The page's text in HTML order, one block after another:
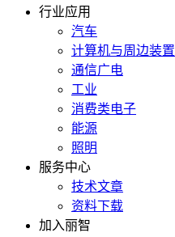
行业应用
汽车
计算机与周边装置
通信广电
工业
消费类电子
能源
照明
服务中心
技术文章
资料下载
加入丽智